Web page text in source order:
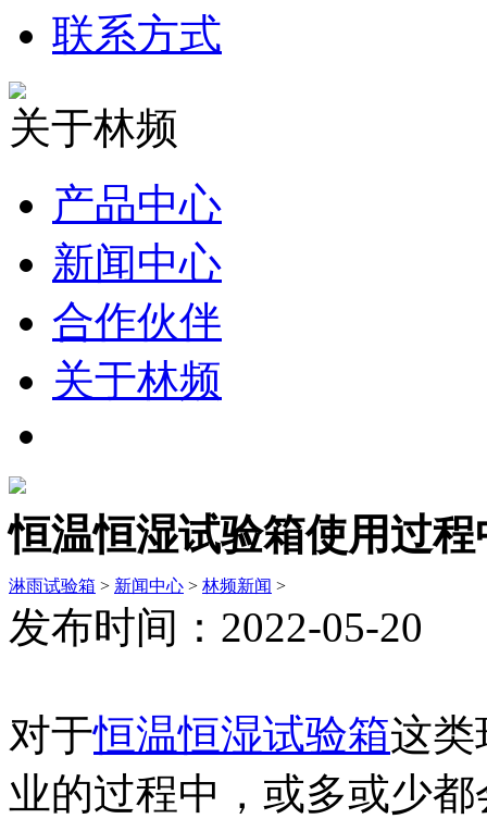
联系方式
关于林频
产品中心
新闻中心
合作伙伴
关于林频
恒温恒湿试验箱使用过
淋雨试验箱 > 新闻中心 > 林频新闻 >
发布时间：2022-05-20
对于恒温恒湿试验箱这类
业的过程中，或多或少